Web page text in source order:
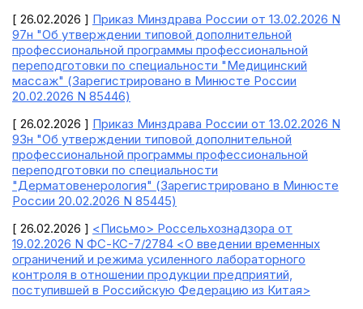
[ 26.02.2026 ] Приказ Минздрава России от 13.02.2026 N
97н "Об утверждении типовой дополнительной
профессиональной программы профессиональной
переподготовки по специальности "Медицинский
массаж" (Зарегистрировано в Минюсте России
20.02.2026 N 85446)
[ 26.02.2026 ] Приказ Минздрава России от 13.02.2026 N
93н "Об утверждении типовой дополнительной
профессиональной программы профессиональной
переподготовки по специальности
"Дерматовенерология" (Зарегистрировано в Минюсте
России 20.02.2026 N 85445)
[ 26.02.2026 ] <Письмо> Россельхознадзора от
19.02.2026 N ФС-КС-7/2784 <О введении временных
ограничений и режима усиленного лабораторного
контроля в отношении продукции предприятий,
поступившей в Российскую Федерацию из Китая>